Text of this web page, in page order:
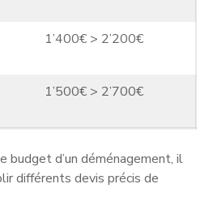
1’400€ > 2’200€
1’500€ > 2’700€
budget d’un déménagement, il
différents devis précis de